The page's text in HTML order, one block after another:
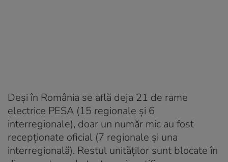
Deși în România se află deja 21 de rame
electrice PESA (15 regionale și 6
interregionale), doar un număr mic au fost
recepționate oficial (7 regionale și una
interregională). Restul unităților sunt blocate în